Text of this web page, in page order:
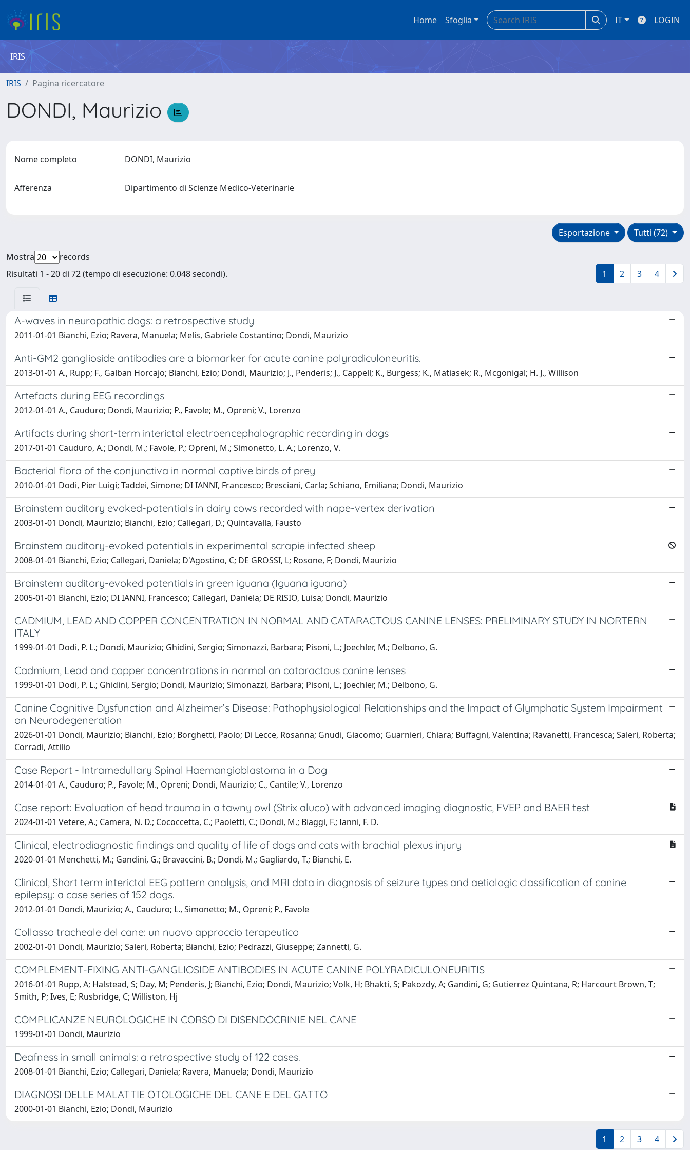
Home Sfoglia IT LOGIN
IRIS
IRIS Pagina ricercatore
DONDI, Maurizio
Nome completo DONDI, Maurizio
Afferenza Dipartimento di Scienze Medico-Veterinarie
Tutti (72)
Esportazione
Mostra
records
Risultati 1 - 20 di 72 (tempo di esecuzione: 0.048 secondi).
1 2 3 4
A-waves in neuropathic dogs: a retrospective study
2011-01-01 Bianchi, Ezio; Ravera, Manuela; Melis, Gabriele Costantino; Dondi, Maurizio
Anti-GM2 ganglioside antibodies are a biomarker for acute canine polyradiculoneuritis.
2013-01-01 A., Rupp; F., Galban Horcajo; Bianchi, Ezio; Dondi, Maurizio; J., Penderis; J., Cappell; K., Burgess; K., Matiasek; R., Mcgonigal; H. J., Willison
Artefacts during EEG recordings
2012-01-01 A., Cauduro; Dondi, Maurizio; P., Favole; M., Opreni; V., Lorenzo
Artifacts during short-term interictal electroencephalographic recording in dogs
2017-01-01 Cauduro, A.; Dondi, M.; Favole, P.; Opreni, M.; Simonetto, L. A.; Lorenzo, V.
Bacterial flora of the conjunctiva in normal captive birds of prey
2010-01-01 Dodi, Pier Luigi; Taddei, Simone; DI IANNI, Francesco; Bresciani, Carla; Schiano, Emiliana; Dondi, Maurizio
Brainstem auditory evoked-potentials in dairy cows recorded with nape-vertex derivation
2003-01-01 Dondi, Maurizio; Bianchi, Ezio; Callegari, D.; Quintavalla, Fausto
Brainstem auditory-evoked potentials in experimental scrapie infected sheep
2008-01-01 Bianchi, Ezio; Callegari, Daniela; D'Agostino, C; DE GROSSI, L; Rosone, F; Dondi, Maurizio
Brainstem auditory-evoked potentials in green iguana (Iguana iguana)
2005-01-01 Bianchi, Ezio; DI IANNI, Francesco; Callegari, Daniela; DE RISIO, Luisa; Dondi, Maurizio
CADMIUM, LEAD AND COPPER CONCENTRATION IN NORMAL AND CATARACTOUS CANINE LENSES: PRELIMINARY STUDY IN NORTERN
ITALY
1999-01-01 Dodi, P. L.; Dondi, Maurizio; Ghidini, Sergio; Simonazzi, Barbara; Pisoni, L.; Joechler, M.; Delbono, G.
Cadmium, Lead and copper concentrations in normal an cataractous canine lenses
1999-01-01 Dodi, P. L.; Ghidini, Sergio; Dondi, Maurizio; Simonazzi, Barbara; Pisoni, L.; Joechler, M.; Delbono, G.
Canine Cognitive Dysfunction and Alzheimer’s Disease: Pathophysiological Relationships and the Impact of Glymphatic System Impairment
on Neurodegeneration
2026-01-01 Dondi, Maurizio; Bianchi, Ezio; Borghetti, Paolo; Di Lecce, Rosanna; Gnudi, Giacomo; Guarnieri, Chiara; Buffagni, Valentina; Ravanetti, Francesca; Saleri, Roberta;
Corradi, Attilio
Case Report - Intramedullary Spinal Haemangioblastoma in a Dog
2014-01-01 A., Cauduro; P., Favole; M., Opreni; Dondi, Maurizio; C., Cantile; V., Lorenzo
Case report: Evaluation of head trauma in a tawny owl (Strix aluco) with advanced imaging diagnostic, FVEP and BAER test
2024-01-01 Vetere, A.; Camera, N. D.; Cococcetta, C.; Paoletti, C.; Dondi, M.; Biaggi, F.; Ianni, F. D.
Clinical, electrodiagnostic findings and quality of life of dogs and cats with brachial plexus injury
2020-01-01 Menchetti, M.; Gandini, G.; Bravaccini, B.; Dondi, M.; Gagliardo, T.; Bianchi, E.
Clinical, Short term interictal EEG pattern analysis, and MRI data in diagnosis of seizure types and aetiologic classification of canine
epilepsy: a case series of 152 dogs.
2012-01-01 Dondi, Maurizio; A., Cauduro; L., Simonetto; M., Opreni; P., Favole
Collasso tracheale del cane: un nuovo approccio terapeutico
2002-01-01 Dondi, Maurizio; Saleri, Roberta; Bianchi, Ezio; Pedrazzi, Giuseppe; Zannetti, G.
COMPLEMENT-FIXING ANTI-GANGLIOSIDE ANTIBODIES IN ACUTE CANINE POLYRADICULONEURITIS
2016-01-01 Rupp, A; Halstead, S; Day, M; Penderis, J; Bianchi, Ezio; Dondi, Maurizio; Volk, H; Bhakti, S; Pakozdy, A; Gandini, G; Gutierrez Quintana, R; Harcourt Brown, T;
Smith, P; Ives, E; Rusbridge, C; Williston, Hj
COMPLICANZE NEUROLOGICHE IN CORSO DI DISENDOCRINIE NEL CANE
1999-01-01 Dondi, Maurizio
Deafness in small animals: a retrospective study of 122 cases.
2008-01-01 Bianchi, Ezio; Callegari, Daniela; Ravera, Manuela; Dondi, Maurizio
DIAGNOSI DELLE MALATTIE OTOLOGICHE DEL CANE E DEL GATTO
2000-01-01 Bianchi, Ezio; Dondi, Maurizio
1 2 3 4